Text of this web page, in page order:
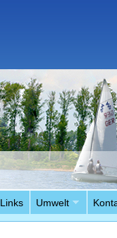
Links Umwelt